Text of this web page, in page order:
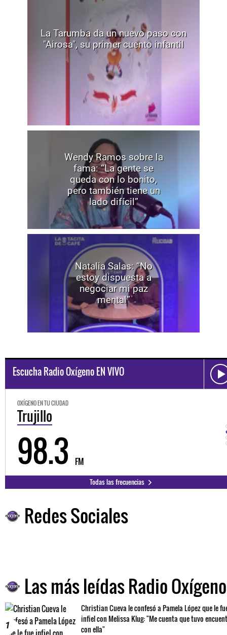
La Tarumba da un nuevo paso con
"Airosa", su primer cuento infantil
Wendy Ramos sobre la
fama: “La gente se
queda con lo bonito,
pero también tiene un
lado difícil”
Natalia Salas: “No
estoy dispuesta a
negociar mi paz
mental”
Escucha Radio Oxígeno EN VIVO
OXÍGENO EN TU CIUDAD
Trujillo
98.3 FM
Todas las frecuencias
Redes Sociales
Las más leídas Radio Oxígeno
1
Christian Cueva le confesó a Pamela López que le
infiel con Melissa Klug: "Me cuenta que tuvo
con ella"